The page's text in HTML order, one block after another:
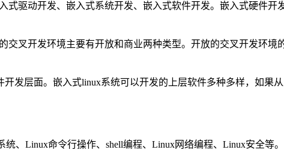
式驱动开发、嵌入式系统开发、嵌入式软件开发。嵌入式硬件
叉开发环境主要有开放和商业两种类型。开放的交叉开发环境
发层面。嵌入式linux系统可以开发的上层软件多种多样，如果
、Linux命令行操作、shell编程、Linux网络编程、Linux安全等